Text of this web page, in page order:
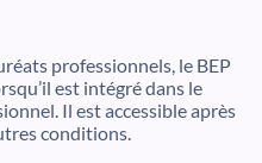
professionnels, le BEP
est intégré dans le
Il est accessible après
conditions.